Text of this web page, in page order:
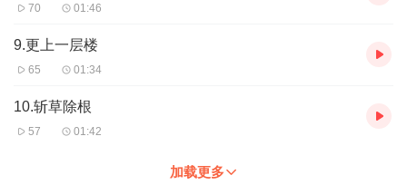
70 01:46
9.更上一层楼
65 01:34
10.斩草除根
57 01:42
加载更多